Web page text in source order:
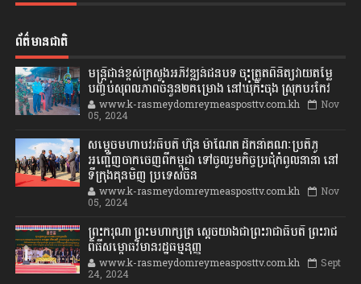
ព័ត៌មានជាតិ
មន្ត្រីជាន់ខ្ពស់ក្រសួងអភិវឌ្ឍន៍ជនបទ ចុះត្រួតពិនិត្យវាយតម្លៃ
បញ្ចប់សុពលភាពចំនួន២គម្រោង នៅឃុំកិះចុង ស្រុកបរកែវ
www.k-rasmeydomreymeasposttv.com.kh Nov
05, 2024
សម្តេចមហាបវរធិបតី ហ៊ុន ម៉ាណែត ដឹកនាំគណៈប្រតិភូ
អញ្ជើញចាកចេញពីកម្ពុជា ទៅចូលរួមកិច្ចប្រជុំកំពូលនានា នៅ
ទីក្រុងគុនមិញ ប្រទេសចិន
www.k-rasmeydomreymeasposttv.com.kh Nov
05, 2024
ព្រះករុណា ព្រះមហាក្សត្រ ស្តេចយាងជាព្រះរាជាធិបតី ព្រះរាជ
ពិធីសម្ពោធវិមានរដ្ឋធម្មនុញ្ញ
www.k-rasmeydomreymeasposttv.com.kh Sept
24, 2024